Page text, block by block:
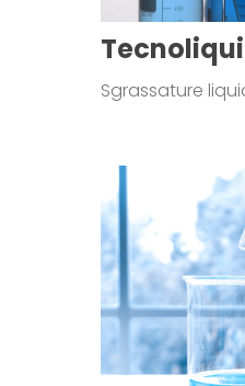
Sgrassature